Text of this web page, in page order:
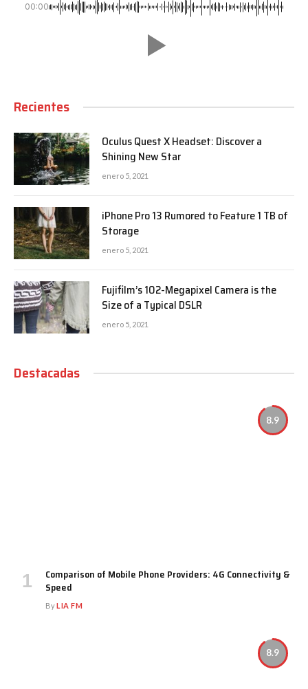
00:00
Recientes
Oculus Quest X Headset: Discover a
Shining New Star
enero 5, 2021
iPhone Pro 13 Rumored to Feature 1 TB of
Storage
enero 5, 2021
Fujifilm’s 102-Megapixel Camera is the
Size of a Typical DSLR
enero 5, 2021
Destacadas
8.9
Comparison of Mobile Phone Providers: 4G Connectivity &
Speed
ByLIA FM
8.9